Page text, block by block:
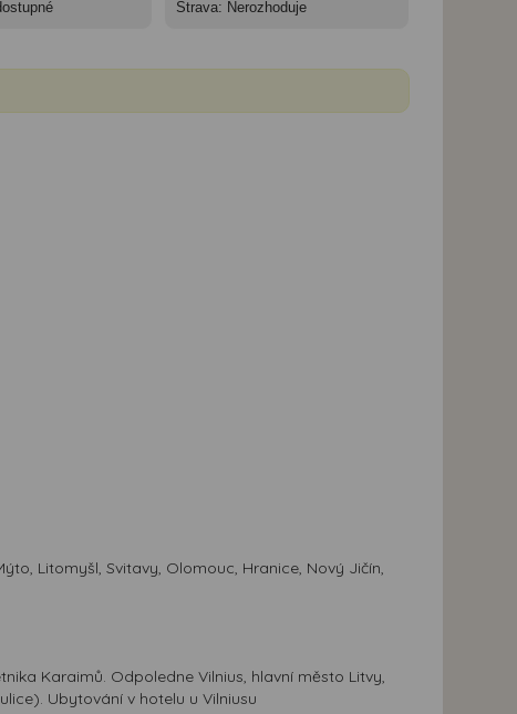
Litomyšl, Svitavy, Olomouc, Hranice, Nový Jičín,
Karaimů. Odpoledne Vilnius, hlavní město Litvy,
Ubytování v hotelu u Vilniusu